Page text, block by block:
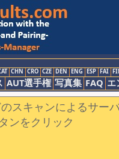
CHN CRO CZE DEN ENG ESP FAI
AUT選手権 写真集 FAQ エ
スキャンによるサー
ンをクリック